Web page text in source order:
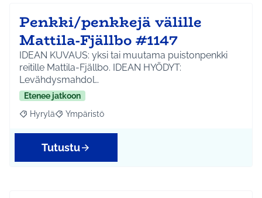
Penkki/penkkejä välille
Mattila-Fjällbo #1147
IDEAN KUVAUS: yksi tai muutama puistonpenkki
reitille Mattila-Fjällbo. IDEAN HYÖDYT:
Levähdysmahdol…
Etenee jatkoon
Rajaa tulokset aihepiirin mukaan: Hyrylä
Hyrylä Rajaa tulokset teeman mukaan: Ympäristö
Ympäristö
Tutustu